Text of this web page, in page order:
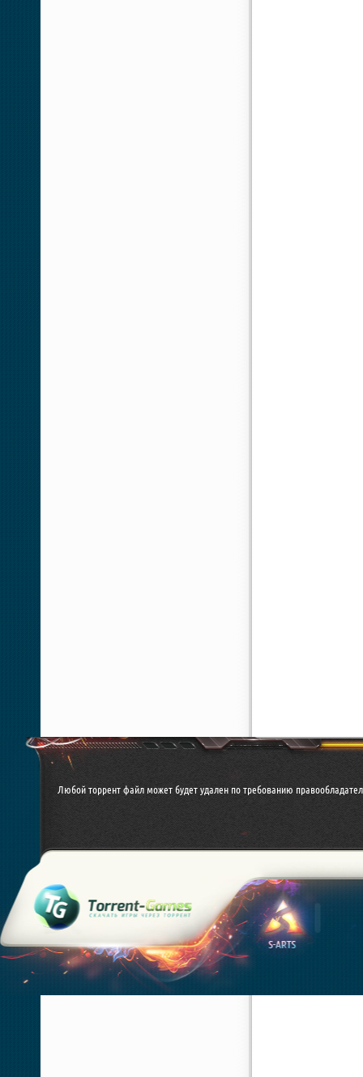
Любой торрент файл может будет удален по требованию